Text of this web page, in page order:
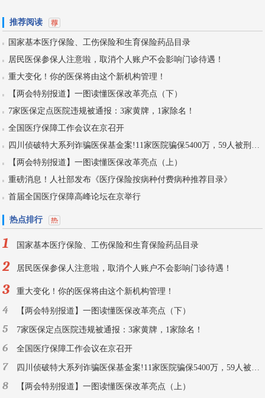
推荐阅读
国家基本医疗保险、工伤保险和生育保险药品目录
居民医保参保人注意啦，取消个人账户不会影响门诊待遇！
重大变化！你的医保将由这个新机构管理！
【两会特别报道】一图读懂医保改革亮点（下）
7家医保定点医院违规被通报：3家黄牌，1家除名！
全国医疗保障工作会议在京召开
四川侦破特大系列诈骗医保基金案!11家医院骗保5400万，59人被刑拘！
【两会特别报道】一图读懂医保改革亮点（上）
重磅消息！人社部发布《医疗保险按病种付费病种推荐目录》
首届全国医疗保障高峰论坛在京举行
热点排行
1 国家基本医疗保险、工伤保险和生育保险药品目录
2 居民医保参保人注意啦，取消个人账户不会影响门诊待遇！
3 重大变化！你的医保将由这个新机构管理！
4 【两会特别报道】一图读懂医保改革亮点（下）
5 7家医保定点医院违规被通报：3家黄牌，1家除名！
6 全国医疗保障工作会议在京召开
7 四川侦破特大系列诈骗医保基金案!11家医院骗保5400万，59人被刑拘！
8 【两会特别报道】一图读懂医保改革亮点（上）